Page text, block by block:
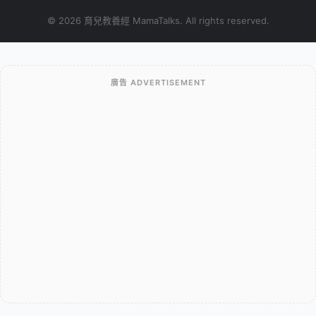
© 2026 育兒教養經 MamaTalks. All rights reserved.
廣告 ADVERTISEMENT